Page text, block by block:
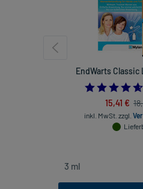
EndWarts Classic
15,41 €
inkl. MwSt. zzgl.